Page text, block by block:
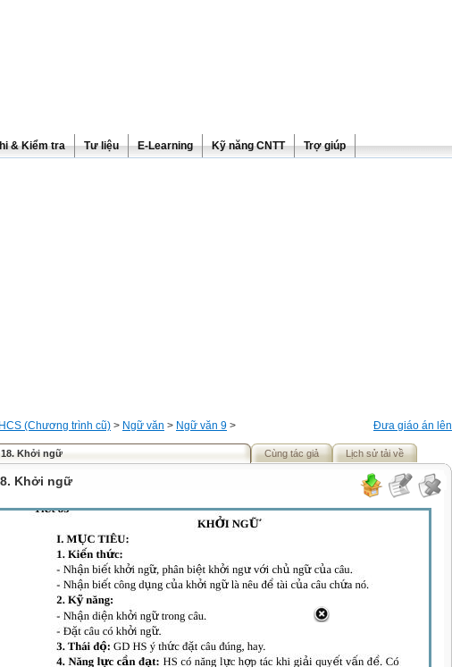
& Kiểm tra Tư liệu E-Learning Kỹ năng CNTT Trợ giúp
Đưa giáo án lên
(Chương trình cũ) > Ngữ văn > Ngữ văn 9 >
Khởi ngữ Cùng tác giả Lịch sử tải về
Khởi ngữ